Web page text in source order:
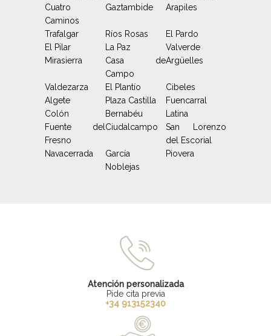
Cuatro
Caminos
Gaztambide Arapiles
Trafalgar Ríos Rosas
El Pardo
El Pilar
La Paz
Valverde
Mirasierra
Casa de
Campo
Argüelles
Valdezarza El Plantío
Cibeles
Algete
Plaza Castilla
Fuencarral
Colón
Bernabéu
Latina
Fuente del
Fresno
Ciudalcampo
San Lorenzo
del Escorial
Navacerrada
García
Noblejas
Piovera
Atención personalizada
Pide cita previa
+34 913152340